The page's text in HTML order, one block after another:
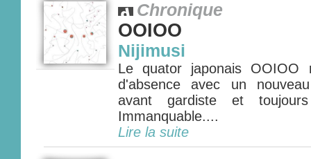
Chronique
OOIOO
Nijimusi
Le quator japonais OOIOO
d'absence avec un
avant gardiste et
Immanquable....
Lire la suite